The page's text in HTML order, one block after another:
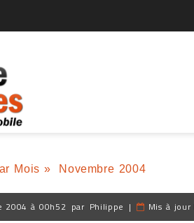
Mois » Novembre 2004
2004 à 00h52 par Philippe | Mis à jour